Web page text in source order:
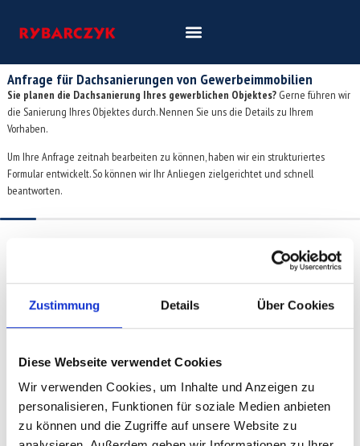
Zustimmung Details Über Cookies
Diese Webseite verwendet Cookies
Wir verwenden Cookies, um Inhalte und Anzeigen zu
personalisieren, Funktionen für soziale Medien anbieten
zu können und die Zugriffe auf unsere Website zu
Anfrage für Dachsanierungen von Gewerbeimmobilien
Sie planen die Dachsanierung Ihres gewerblichen Objektes?Gerne führen wir
die Sanierung Ihres Objektes durch. Nennen Sie uns die Details zu Ihrem
Vorhaben.
Um Ihre Anfrage zeitnah bearbeiten zu können, haben wir ein strukturiertes
Formular entwickelt. So können wir Ihr Anliegen zielgerichtet und schnell
beantworten.